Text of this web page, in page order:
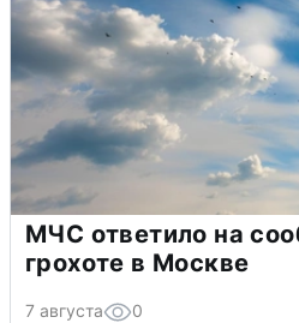
МЧС ответило на
грохоте в Москве
7 августа 0